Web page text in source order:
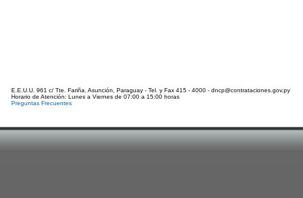
E.E.U.U. 961 c/ Tte. Fariña. Asunción, Paraguay - Tel. y Fax 415 - 4000 - dncp@contrataciones.gov.py
Horario de Atención: Lunes a Viernes de 07:00 a 15:00 horas
Preguntas Frecuentes